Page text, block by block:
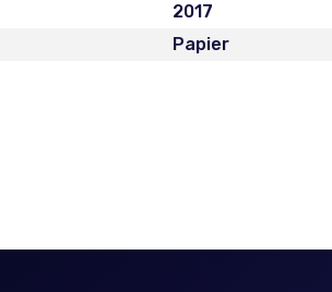
2017
Papier